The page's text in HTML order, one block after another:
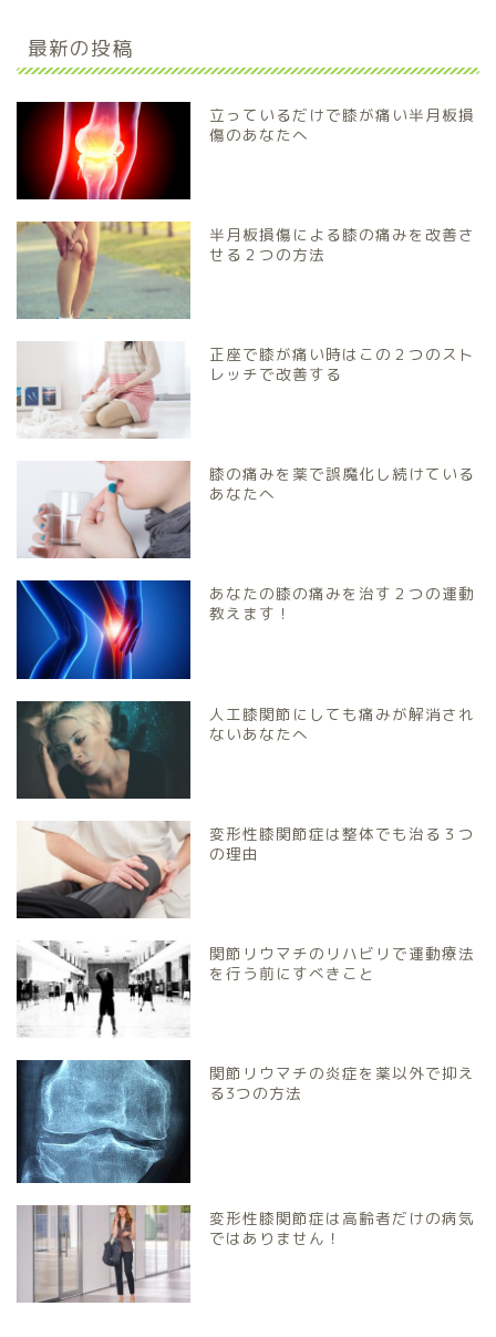
最新の投稿
立っているだけで膝が痛い半月板損
傷のあなたへ
半月板損傷による膝の痛みを改善さ
せる２つの方法
正座で膝が痛い時はこの２つのスト
レッチで改善する
膝の痛みを薬で誤魔化し続けている
あなたへ
あなたの膝の痛みを治す２つの運動
教えます！
人工膝関節にしても痛みが解消され
ないあなたへ
変形性膝関節症は整体でも治る３つ
の理由
関節リウマチのリハビリで運動療法
を行う前にすべきこと
関節リウマチの炎症を薬以外で抑え
る3つの方法
変形性膝関節症は高齢者だけの病気
ではありません！